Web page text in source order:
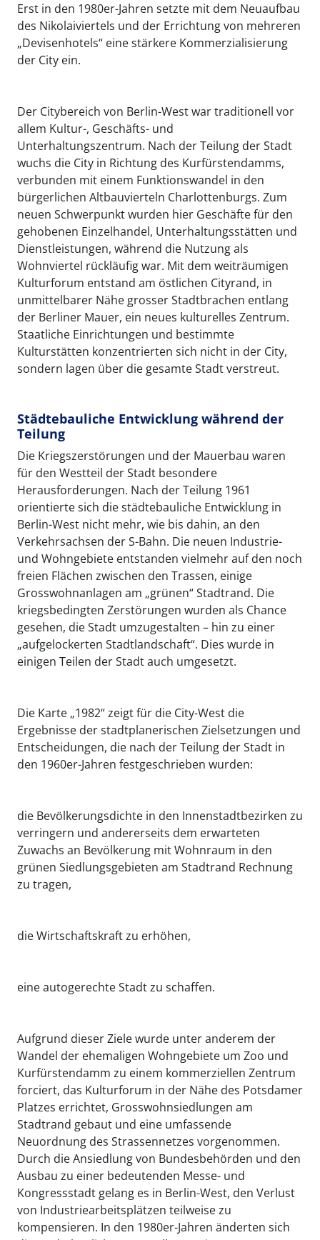
Erst in den 1980er-Jahren setzte mit dem Neuaufbau
des Nikolaiviertels und der Errichtung von mehreren
„Devisenhotels“ eine stärkere Kommerzialisierung
der City ein.
Der Citybereich von Berlin-West war traditionell vor
allem Kultur-, Geschäfts- und
Unterhaltungszentrum. Nach der Teilung der Stadt
wuchs die City in Richtung des Kurfürstendamms,
verbunden mit einem Funktionswandel in den
bürgerlichen Altbauvierteln Charlottenburgs. Zum
neuen Schwerpunkt wurden hier Geschäfte für den
gehobenen Einzelhandel, Unterhaltungsstätten und
Dienstleistungen, während die Nutzung als
Wohnviertel rückläufig war. Mit dem weiträumigen
Kulturforum entstand am östlichen Cityrand, in
unmittelbarer Nähe grosser Stadtbrachen entlang
der Berliner Mauer, ein neues kulturelles Zentrum.
Staatliche Einrichtungen und bestimmte
Kulturstätten konzentrierten sich nicht in der City,
sondern lagen über die gesamte Stadt verstreut.
Städtebauliche Entwicklung während der
Teilung
Die Kriegszerstörungen und der Mauerbau waren
für den Westteil der Stadt besondere
Herausforderungen. Nach der Teilung 1961
orientierte sich die städtebauliche Entwicklung in
Berlin-West nicht mehr, wie bis dahin, an den
Verkehrsachsen der S-Bahn. Die neuen Industrie-
und Wohngebiete entstanden vielmehr auf den noch
freien Flächen zwischen den Trassen, einige
Grosswohnanlagen am „grünen“ Stadtrand. Die
kriegsbedingten Zerstörungen wurden als Chance
gesehen, die Stadt umzugestalten – hin zu einer
„aufgelockerten Stadtlandschaft“. Dies wurde in
einigen Teilen der Stadt auch umgesetzt.
Die Karte „1982“ zeigt für die City-West die
Ergebnisse der stadtplanerischen Zielsetzungen und
Entscheidungen, die nach der Teilung der Stadt in
den 1960er-Jahren festgeschrieben wurden:
die Bevölkerungsdichte in den Innenstadtbezirken zu
verringern und andererseits dem erwarteten
Zuwachs an Bevölkerung mit Wohnraum in den
grünen Siedlungsgebieten am Stadtrand Rechnung
zu tragen,
die Wirtschaftskraft zu erhöhen,
eine autogerechte Stadt zu schaffen.
Aufgrund dieser Ziele wurde unter anderem der
Wandel der ehemaligen Wohngebiete um Zoo und
Kurfürstendamm zu einem kommerziellen Zentrum
forciert, das Kulturforum in der Nähe des Potsdamer
Platzes errichtet, Grosswohnsiedlungen am
Stadtrand gebaut und eine umfassende
Neuordnung des Strassennetzes vorgenommen.
Durch die Ansiedlung von Bundesbehörden und den
Ausbau zu einer bedeutenden Messe- und
Kongressstadt gelang es in Berlin-West, den Verlust
von Industriearbeitsplätzen teilweise zu
kompensieren. In den 1980er-Jahren änderten sich